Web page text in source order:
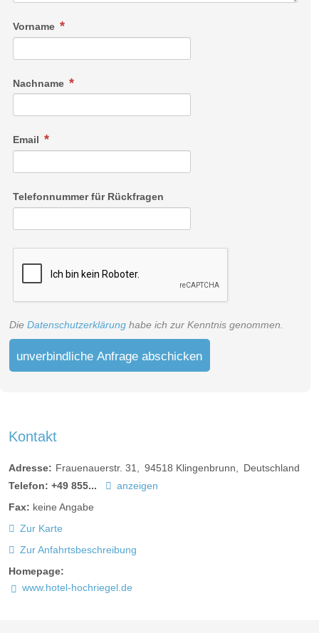
Doppelzimmer-Ost mit ca. 20 m², Dusche, WC, Balkon, Sat-
Bettengröße 1,80x2m.
Bergpanoramasuite Residence
Suite-Süd mit ca. 48 m², großes Panoramafenster, Schlaf-
und Wohnraum teilbar, Safe, 2 Sat-TV, Radio, Telefon,
kostenloses WLAN, Minibar, Balkon, Badezimmer mit
Vorname
Nachname
Email
Telefonnummer für Rückfragen
Die Datenschutzerklärung habe ich zur Kenntnis genommen.
unverbindliche Anfrage abschicken
Kontakt
Adresse: Frauenauerstr. 31 94518 Klingenbrunn
Deutschland
Telefon: +49 855...
anzeigen
Fax: keine Angabe
Zur Karte
Zur Anfahrtsbeschreibung
Homepage:
www.hotel-hochriegel.de